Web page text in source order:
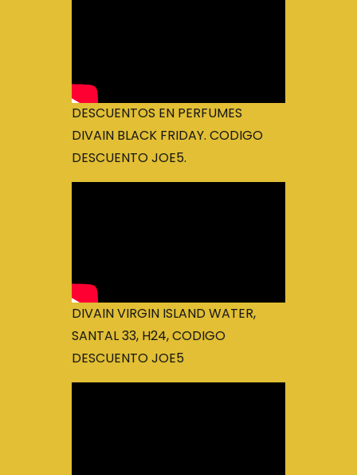
DESCUENTOS EN PERFUMES
DIVAIN BLACK FRIDAY. CODIGO
DESCUENTO JOE5.
DIVAIN VIRGIN ISLAND WATER,
SANTAL 33, H24, CODIGO
DESCUENTO JOE5